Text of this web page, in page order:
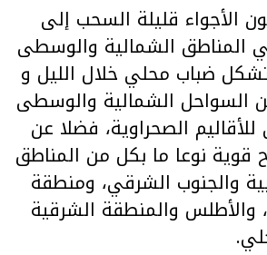
الأجواء قليلة السحب إلى
المناطق الشمالية والوسطى
ضباب محلي خلال الليل و
السواحل الشمالية والوسطى
الصحراوية، فضلا عن
قوية نوعا ما بكل من المناطق
والجنوب الشرقي، ومنطقة
والمنطقة الشرقية